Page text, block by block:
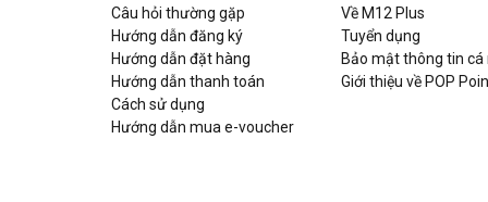
Câu hỏi thường gặp
Hướng dẫn đăng ký
Hướng dẫn đặt hàng
Hướng dẫn thanh toán
Cách sử dụng
Hướng dẫn mua e-voucher
Về M12 Plus
Tuyển dụng
Bảo mật thông tin cá
Giới thiệu về POP